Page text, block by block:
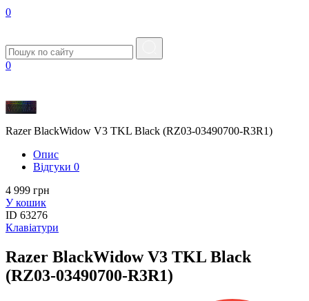
0
0
Razer BlackWidow V3 TKL Black (RZ03-03490700-R3R1)
Опис
Вiдгуки 0
4 999 грн
У кошик
ID 63276
Клавіатури
Razer BlackWidow V3 TKL Black
(RZ03-03490700-R3R1)